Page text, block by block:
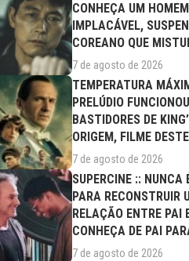
CONHEÇA UM HOMEM
IMPLACÁVEL,
COREANO QUE
DRAMA FAMILIAR
7 de agosto de 2026
TEMPERATURA
PRELÚDIO
BASTIDORES DE
ORIGEM, FILME
(09/08)
7 de agosto de 2026
SUPERCINE :: NUNCA
PARA RECONSTRUIR
RELAÇÃO ENTRE PAI
CONHEÇA DE PAI
FILME DESTE...
7 de agosto de 2026